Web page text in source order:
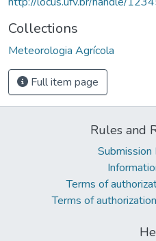
Collections
Meteorologia Agrícola
Full item page
Rules and
Submission
Terms of
Terms of